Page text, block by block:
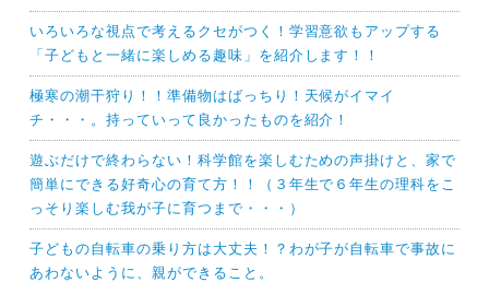
いろいろな視点で考えるクセがつく！学習意欲もアップする
「子どもと一緒に楽しめる趣味」を紹介します！！
極寒の潮干狩り！！準備物はばっちり！天候がイマイ
チ・・・。持っていって良かったものを紹介！
遊ぶだけで終わらない！科学館を楽しむための声掛けと、家で
簡単にできる好奇心の育て方！！（３年生で６年生の理科をこ
っそり楽しむ我が子に育つまで・・・）
子どもの自転車の乗り方は大丈夫！？わが子が自転車で事故に
あわないように、親ができること。